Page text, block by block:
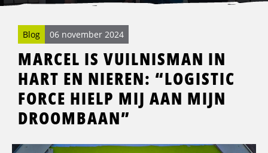
Blog 06 november 2024
MARCEL IS VUILNISMAN IN
HART EN NIEREN: “LOGISTIC
FORCE HIELP MIJ AAN MIJN
DROOMBAAN”